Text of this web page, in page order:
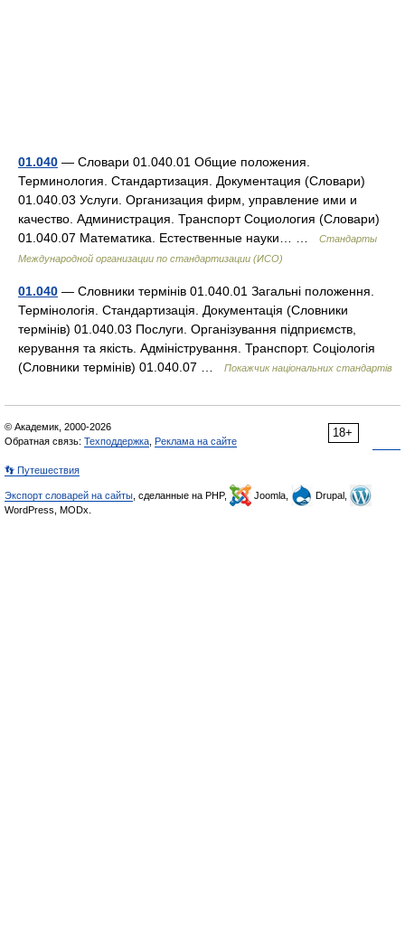
01.040 — Словари 01.040.01 Общие положения.
Терминология. Стандартизация. Документация (Словари)
01.040.03 Услуги. Организация фирм, управление ими и
качество. Администрация. Транспорт Социология (Словари)
01.040.07 Математика. Естественные науки… …
Стандарты
Международной организации по стандартизации (ИСО)
01.040 — Словники термінів 01.040.01 Загальні положення.
Термінологія. Стандартизація. Документація (Словники
термінів) 01.040.03 Послуги. Організування підприємств,
керування та якість. Адміністрування. Транспорт. Соціологія
(Словники термінів) 01.040.07 …
Покажчик національних стандартів
18+
© Академик, 2000-2026
Обратная связь: Техподдержка Реклама на сайте
👣 Путешествия
Экспорт словарей на сайты , сделанные на PHP, Joomla,
Drupal,
WordPress, MODx.